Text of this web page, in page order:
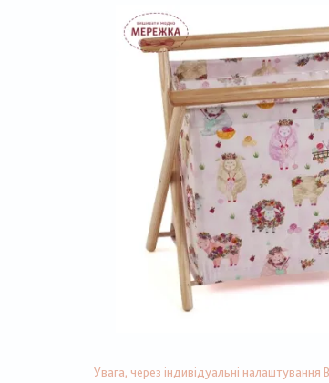
Увага, через індивідуальні налаштування